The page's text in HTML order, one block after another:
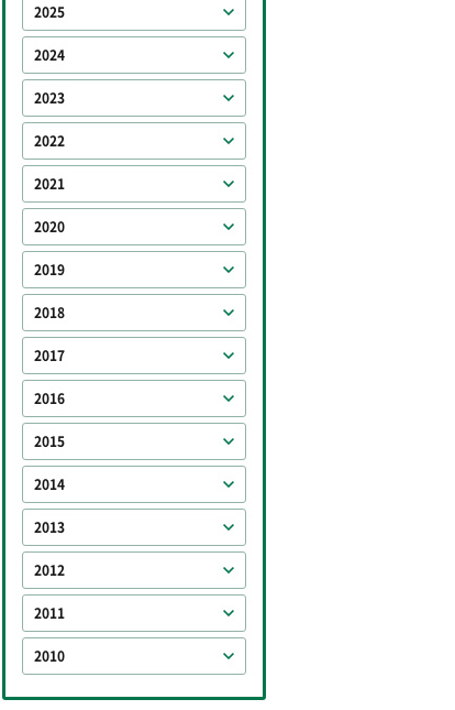
2025
2024
2023
2022
2021
2020
2019
2018
2017
2016
2015
2014
2013
2012
2011
2010